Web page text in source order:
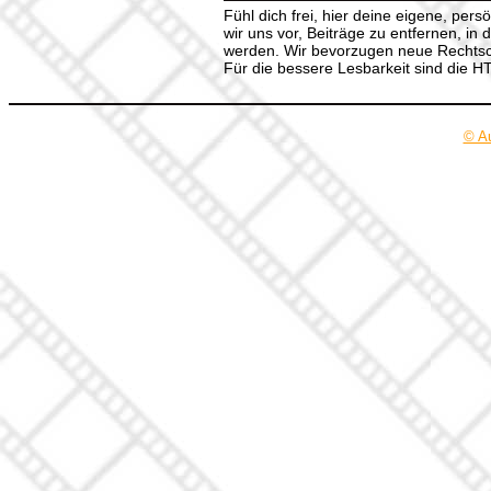
Fühl dich frei, hier deine eigene,
wir uns vor, Beiträge zu entfernen, in
werden. Wir bevorzugen neue
Für die bessere Lesbarkeit sind die
©